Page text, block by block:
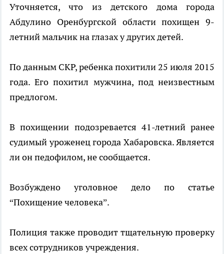
Уточняется, что из детского дома города
Абдулино Оренбургской области похищен 9-
летний мальчик на глазах у других детей.
По данным СКР, ребенка похитили 25 июля 2015
года. Его похитил мужчина, под неизвестным
предлогом.
В похищении подозревается 41-летний ранее
судимый уроженец города Хабаровска. Является
ли он педофилом, не сообщается.
Возбуждено уголовное дело по статье
“Похищение человека”.
Полиция также проводит тщательную проверку
всех сотрудников учреждения.